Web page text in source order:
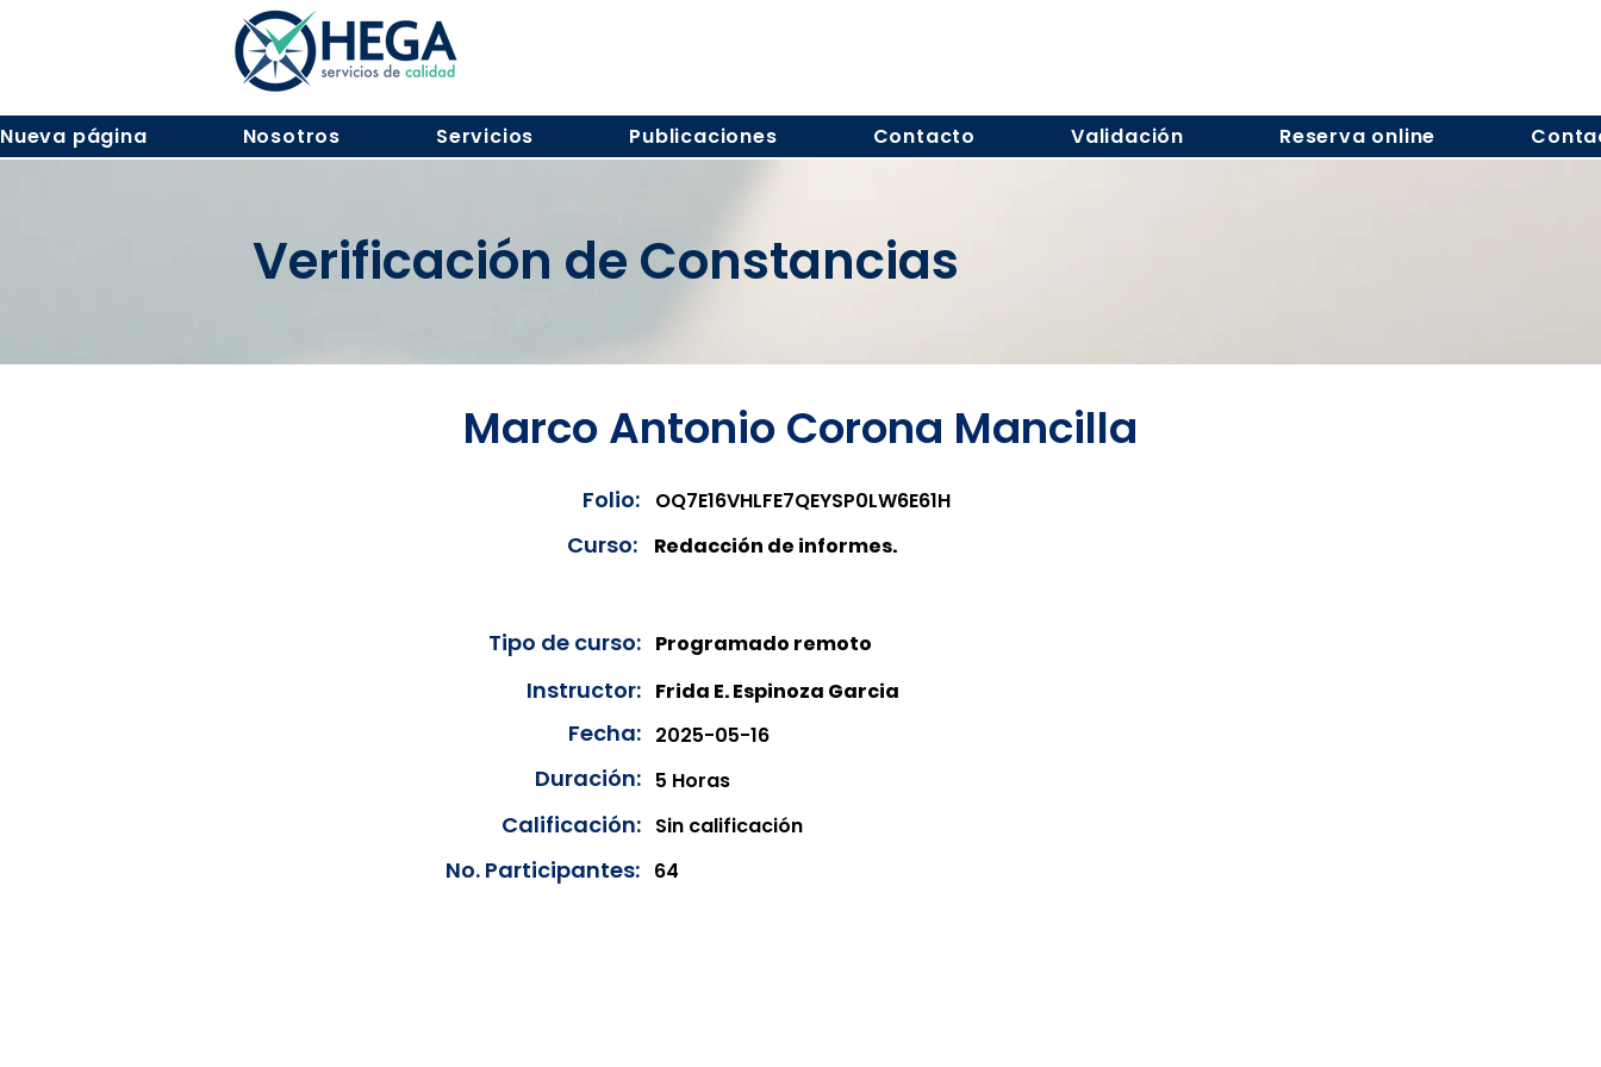
Nueva página Nosotros Servicios Publicaciones Contacto Validación Reserva online
Verificación de Constancias
Marco Antonio Corona Mancilla
Folio: OQ7E16VHLFE7QEYSP0LW6E61H
Curso: Redacción de informes.
Tipo de curso: Programado remoto
Instructor: Frida E. Espinoza Garcia
Fecha: 2025-05-16
Duración: 5 Horas
Calificación: Sin calificación
No. Participantes: 64